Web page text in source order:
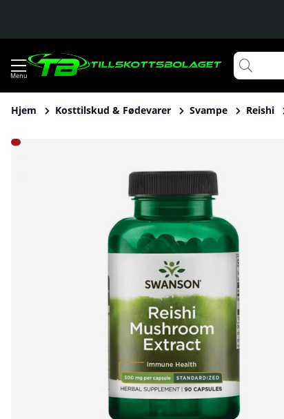
Hjem Kosttilskud & Fødevarer Svampe Reishi
Produktbilleder Swanson Reishi Mushroom Extract,